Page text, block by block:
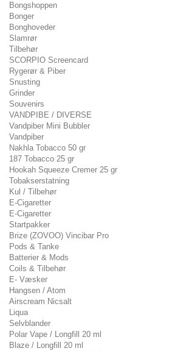
Bongshoppen
Bonger
Bonghoveder
Slamrør
Tilbehør
SCORPIO Screencard
Rygerør & Piber
Snusting
Grinder
Souvenirs
VANDPIBE / DIVERSE
Vandpiber Mini Bubbler
Vandpiber
Nakhla Tobacco 50 gr
187 Tobacco 25 gr
Hookah Squeeze Cremer 25 gr
Tobakserstatning
Kul / Tilbehør
E-Cigaretter
E-Cigaretter
Startpakker
Brize (ZOVOO) Vincibar Pro
Pods & Tanke
Batterier & Mods
Coils & Tilbehør
E- Væsker
Hangsen / Atom
Airscream Nicsalt
Liqua
Selvblander
Polar Vape / Longfill 20 ml
Blaze / Longfill 20 ml